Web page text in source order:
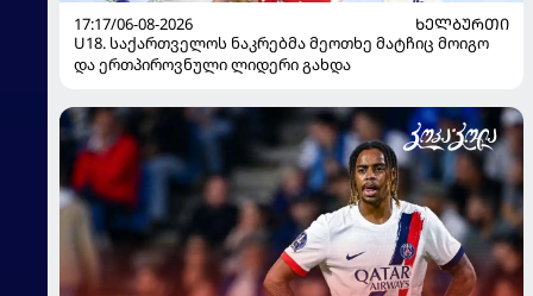
17:17/06-08-2026
ᲮᲔᲚᲑᲣᲠᲗᲘ
U18. საქართველოს ნაკრებმა მეოთხე მატჩიც მოიგო
და ერთპიროვნული ლიდერი გახდა